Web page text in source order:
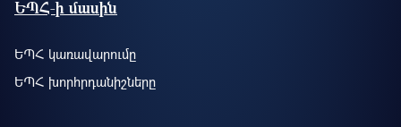
ԵՊՀ-ի մասին
ԵՊՀ կառավարումը
ԵՊՀ խորհրդանիշները